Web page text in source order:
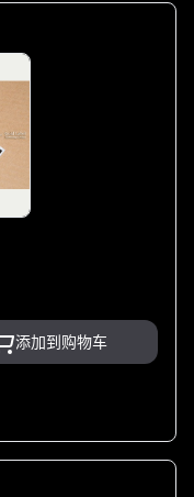
添加到购物车